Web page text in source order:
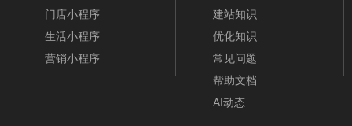
门店小程序
生活小程序
营销小程序
建站知识
优化知识
常见问题
帮助文档
AI动态